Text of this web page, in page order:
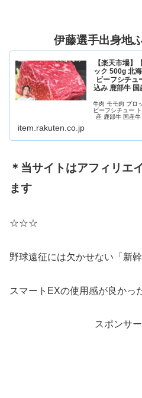
伊藤選手出身地
【楽天市場】
ック 500g 北
ビーフシチュ
込み 鹿部牛
牛肉 モモ肉 ブロ
ビーフシチュー
産 鹿部牛 国産牛
item.rakuten.co.jp
＊当サイトはアフィリエ
ます
☆☆☆
野球遠征には欠かせない「新
スマートEXの使用感が良かっ
スポンサ